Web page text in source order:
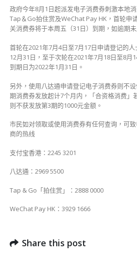
政府今年8月1日起派发电子消费券刺激本地
Tap＆Go拍住赏及WeChat Pay HK，首轮申
关消费券将于本周五（31日）到期，如逾期
首轮在2021年7月4日至7月17日申请登记的
12月31日，至于次轮在2021年7月18日至8月
到期日为2022年1月31日。
另外，使用八达通申请登记电子消费券则不
期消费券发放起计7个月内，「合资格消费」
则不获发放第3期的1000元金额。
市民如对领取或使用消费券有任何查询，可
商的热线
支付宝香港：2245 3201
八达通：2969 5500
Tap & Go「拍住赏」：2888 0000
WeChat Pay HK：3929 1666
Share this post